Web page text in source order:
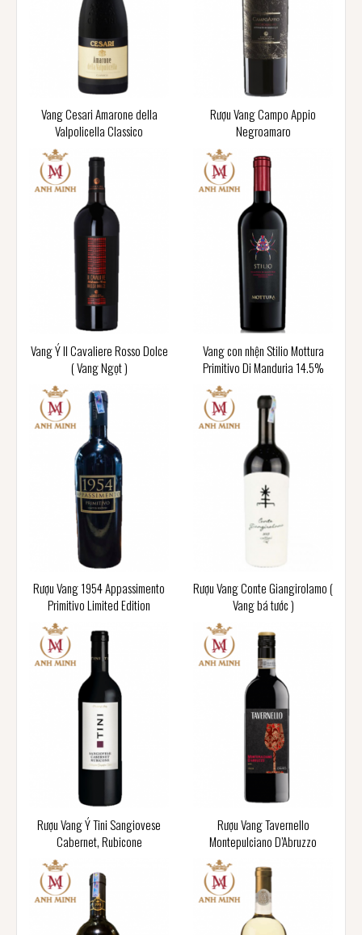
Vang Cesari Amarone della
Valpolicella Classico
Rượu Vang Campo Appio
Negroamaro
Vang Ý Il Cavaliere Rosso Dolce
( Vang Ngọt )
Vang con nhện Stilio Mottura
Primitivo Di Manduria 14.5%
Rượu Vang 1954 Appassimento
Primitivo Limited Edition
Rượu Vang Conte Giangirolamo (
Vang bá tước )
Rượu Vang Ý Tini Sangiovese
Cabernet, Rubicone
Rượu Vang Tavernello
Montepulciano D’Abruzzo